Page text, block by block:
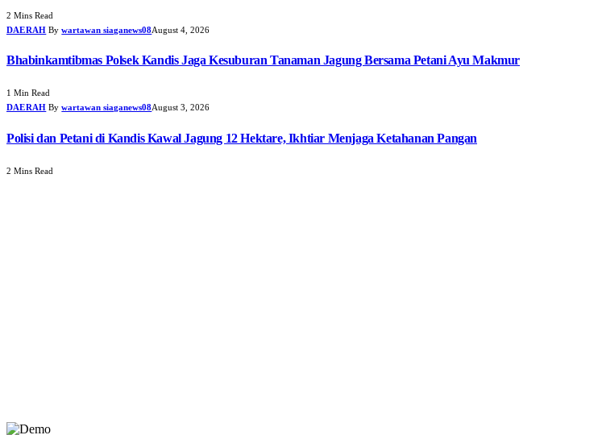
2 Mins Read
DAERAH By wartawan siaganews08August 4, 2026
Bhabinkamtibmas Polsek Kandis Jaga Kesuburan Tanaman Jagung Bersama Petani Ayu Makmur
1 Min Read
DAERAH By wartawan siaganews08August 3, 2026
Polisi dan Petani di Kandis Kawal Jagung 12 Hektare, Ikhtiar Menjaga Ketahanan Pangan
2 Mins Read